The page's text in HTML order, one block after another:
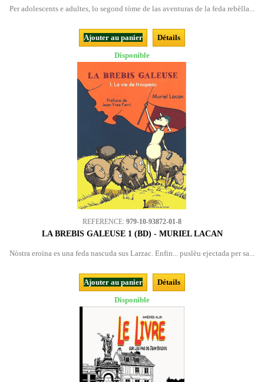
Per adolescents e adultes, lo segond tòme de las aventuras de la feda rebèlla...
Ajouter au panier
Détails
Disponible
REFERENCE: 979-10-93872-01-8
LA BREBIS GALEUSE 1 (BD) - MURIEL LACAN
Nòstra eroïna es una feda nascuda sus Larzac. Enfin... puslèu ejectada per sa...
Ajouter au panier
Détails
Disponible